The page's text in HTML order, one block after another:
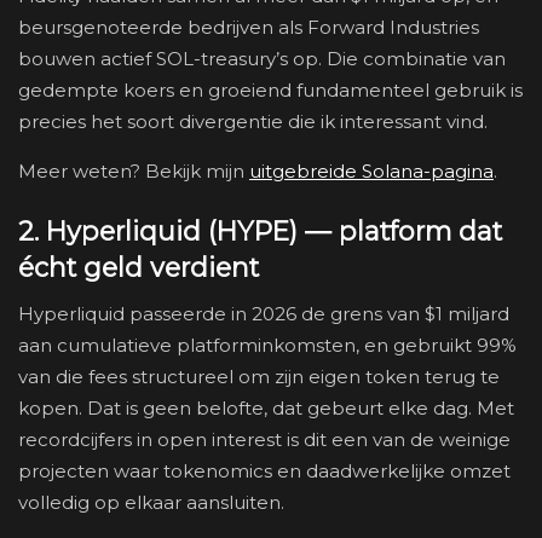
beursgenoteerde bedrijven als Forward Industries
bouwen actief SOL-treasury’s op. Die combinatie van
gedempte koers en groeiend fundamenteel gebruik is
precies het soort divergentie die ik interessant vind.
Meer weten? Bekijk mijn uitgebreide Solana-pagina.
2. Hyperliquid (HYPE) — platform dat
écht geld verdient
Hyperliquid passeerde in 2026 de grens van $1 miljard
aan cumulatieve platforminkomsten, en gebruikt 99%
van die fees structureel om zijn eigen token terug te
kopen. Dat is geen belofte, dat gebeurt elke dag. Met
recordcijfers in open interest is dit een van de weinige
projecten waar tokenomics en daadwerkelijke omzet
volledig op elkaar aansluiten.